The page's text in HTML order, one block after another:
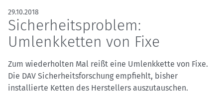
29.10.2018
Sicherheitsproblem:
Umlenkketten von Fixe
Zum wiederholten Mal reißt eine Umlenkkette von Fixe.
Die DAV Sicherheitsforschung empfiehlt, bisher
installierte Ketten des Herstellers auszutauschen.